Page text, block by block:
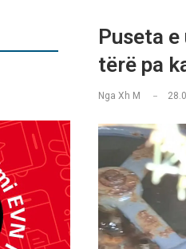
Puseta
tërë pa
Nga Xh M